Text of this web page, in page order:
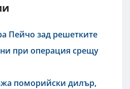
Пейчо зад решетките
при операция срещу
поморийски дилър,